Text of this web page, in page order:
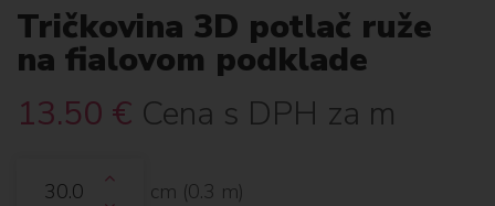
Tričkovina 3D potlač ruže
na fialovom podklade
13.50 € Cena s DPH za m
cm (0.3 m)